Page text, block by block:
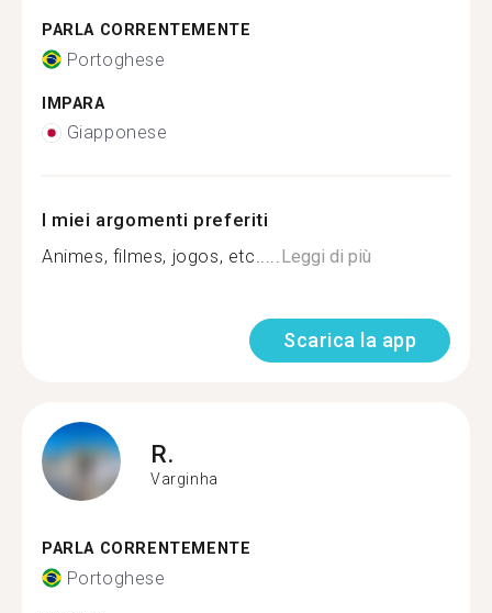
PARLA CORRENTEMENTE
Portoghese
IMPARA
Giapponese
I miei argomenti preferiti
Animes, filmes, jogos, etc.....Leggi di più
Scarica la app
R.
Varginha
PARLA CORRENTEMENTE
Portoghese